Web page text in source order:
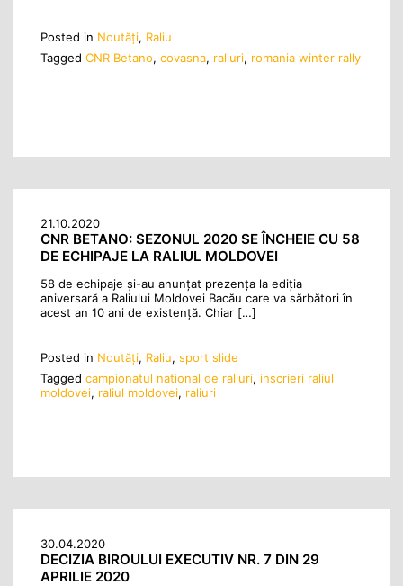
Posted in Noutăţi, Raliu
Tagged CNR Betano, covasna, raliuri, romania winter rally
21.10.2020
CNR BETANO: SEZONUL 2020 SE ÎNCHEIE CU 58
DE ECHIPAJE LA RALIUL MOLDOVEI
58 de echipaje și-au anunțat prezența la ediția
aniversară a Raliului Moldovei Bacău care va sărbători în
acest an 10 ani de existență. Chiar […]
Posted in Noutăţi, Raliu, sport slide
Tagged campionatul national de raliuri, inscrieri raliul
moldovei, raliul moldovei, raliuri
30.04.2020
DECIZIA BIROULUI EXECUTIV NR. 7 DIN 29
APRILIE 2020